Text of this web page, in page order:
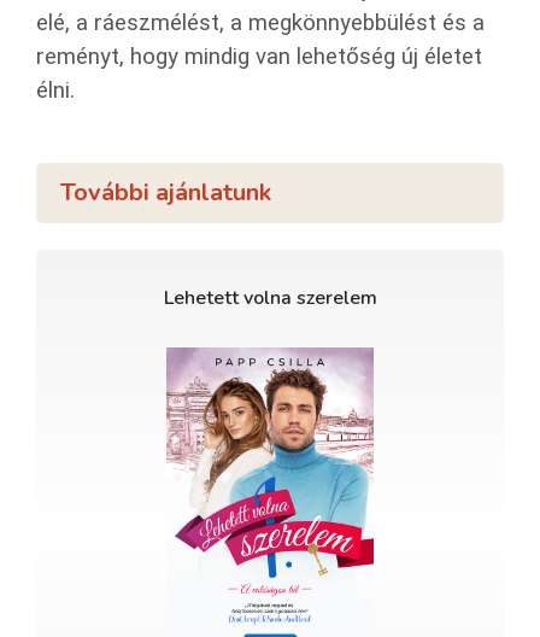
elé, a ráeszmélést, a megkönnyebbülést és a
reményt, hogy mindig van lehetőség új életet
élni.
További ajánlatunk
Lehetett volna szerelem